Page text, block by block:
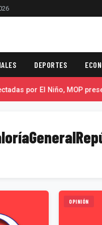
DEPORTES
por El Niño, MOP
OPINIÓN